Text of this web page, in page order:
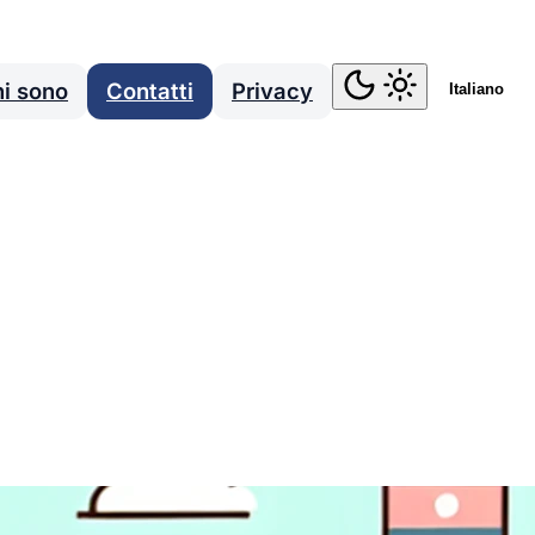
sono Contatti Privacy Italiano